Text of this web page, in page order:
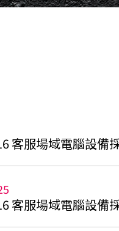
客服場域電腦設備
客服場域電腦設備